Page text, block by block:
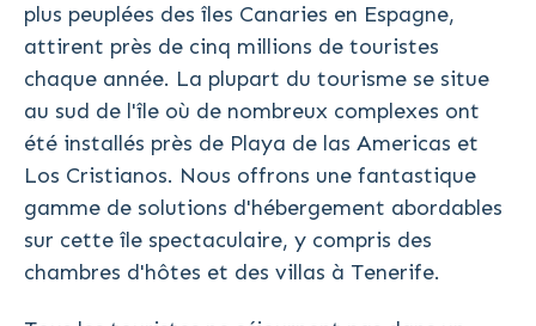
plus peuplées des îles Canaries en Espagne,
attirent près de cinq millions de touristes
chaque année. La plupart du tourisme se situe
au sud de l'île où de nombreux complexes ont
été installés près de Playa de las Americas et
Los Cristianos. Nous offrons une fantastique
gamme de solutions d'hébergement abordables
sur cette île spectaculaire, y compris des
chambres d'hôtes et des villas à Tenerife.